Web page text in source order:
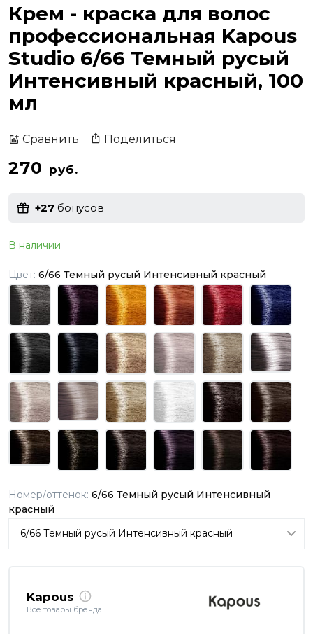
Крем - краска для волос
профессиональная Kapous
Studio 6/66 Темный русый
Интенсивный красный, 100
мл
Сравнить Поделиться
270 руб.
+27 бонусов
В наличии
Цвет: 6/66 Темный русый Интенсивный красный
Номер/оттенок: 6/66 Темный русый Интенсивный
красный
Kapous
Все товары бренда